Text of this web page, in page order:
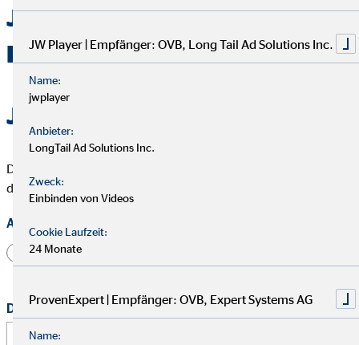
Jetzt bei OVB in Berlin als
Berater durchstarten
Jetzt bewerben
Die mit * gekennzeichneten Felder müssen ausgefüllt werden,
damit wir Deine Bewerbung bearbeiten können.
Anrede
Herr
Dein vollständiger Name *
JW Player | Empfänger: OVB, Long Tail Ad Solutions Inc.
Name:
jwplayer
Anbieter:
LongTail Ad Solutions Inc.
Zweck:
Einbinden von Videos
Cookie Laufzeit:
24 Monate
ProvenExpert | Empfänger: OVB, Expert Systems AG
Name: